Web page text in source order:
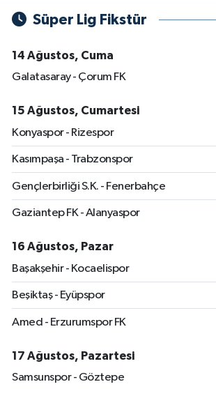
Süper Lig Fikstür
14 Ağustos, Cuma
Galatasaray - Çorum FK
15 Ağustos, Cumartesi
Konyaspor - Rizespor
Kasımpaşa - Trabzonspor
Gençlerbirliği S.K. - Fenerbahçe
Gaziantep FK - Alanyaspor
16 Ağustos, Pazar
Başakşehir - Kocaelispor
Beşiktaş - Eyüpspor
Amed - Erzurumspor FK
17 Ağustos, Pazartesi
Samsunspor - Göztepe